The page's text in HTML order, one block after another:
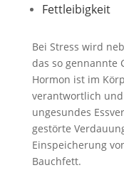
Fettleibigkeit
Bei Stress wird
das so gennannte
Hormon ist im
verantwortlich
ungesundes
gestörte
Einspeicherung
Bauchfett.